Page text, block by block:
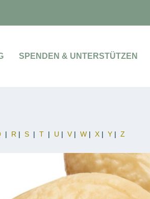
SPENDEN & UNTERSTÜTZEN
| R |S |T | U |V|W |X |Y |Z